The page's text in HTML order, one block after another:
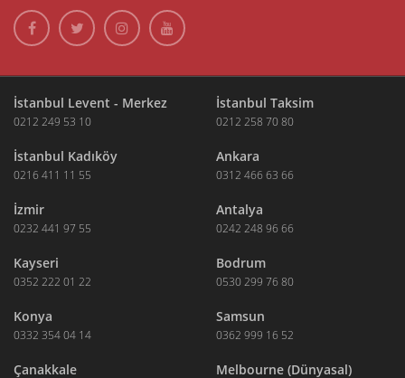
İstanbul Levent - Merkez
0212 249 53 10
İstanbul Taksim
0212 258 70 80
İstanbul Kadıköy
0216 411 11 55
Ankara
0312 466 63 66
İzmir
0232 441 97 55
Antalya
0242 248 96 66
Kayseri
0352 222 01 22
Bodrum
0530 299 76 80
Konya
0332 354 04 14
Samsun
0362 999 16 52
Çanakkale Melbourne (Dünyasal)